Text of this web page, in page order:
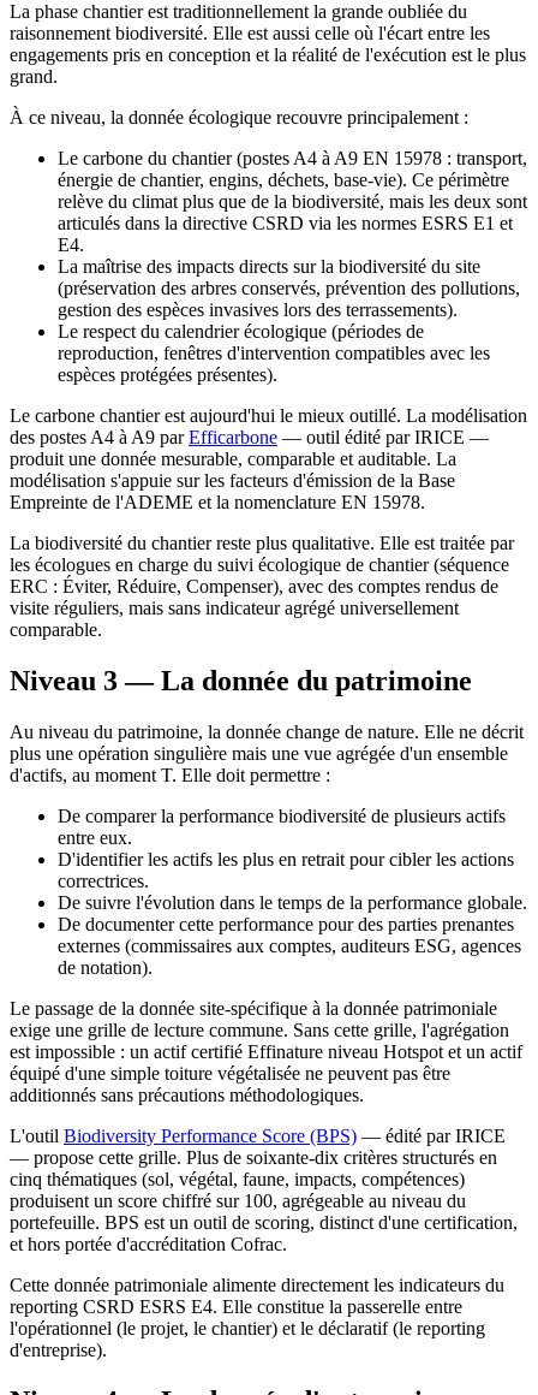
La phase chantier est traditionnellement la grande oubliée du
raisonnement biodiversité. Elle est aussi celle où l'écart entre les
engagements pris en conception et la réalité de l'exécution est le plus
grand.
À ce niveau, la donnée écologique recouvre principalement :
Le carbone du chantier (postes A4 à A9 EN 15978 : transport,
énergie de chantier, engins, déchets, base-vie). Ce périmètre
relève du climat plus que de la biodiversité, mais les deux sont
articulés dans la directive CSRD via les normes ESRS E1 et
E4.
La maîtrise des impacts directs sur la biodiversité du site
(préservation des arbres conservés, prévention des pollutions,
gestion des espèces invasives lors des terrassements).
Le respect du calendrier écologique (périodes de
reproduction, fenêtres d'intervention compatibles avec les
espèces protégées présentes).
Le carbone chantier est aujourd'hui le mieux outillé. La modélisation
des postes A4 à A9 parEfficarbone — outil édité par IRICE —
produit une donnée mesurable, comparable et auditable. La
modélisation s'appuie sur les facteurs d'émission de la Base
Empreinte de l'ADEME et la nomenclature EN 15978.
La biodiversité du chantier reste plus qualitative. Elle est traitée par
les écologues en charge du suivi écologique de chantier (séquence
ERC : Éviter, Réduire, Compenser), avec des comptes rendus de
visite réguliers, mais sans indicateur agrégé universellement
comparable.
Niveau 3 — La donnée du patrimoine
Au niveau du patrimoine, la donnée change de nature. Elle ne décrit
plus une opération singulière mais une vue agrégée d'un ensemble
d'actifs, au moment T. Elle doit permettre :
De comparer la performance biodiversité de plusieurs actifs
entre eux.
D'identifier les actifs les plus en retrait pour cibler les actions
correctrices.
De suivre l'évolution dans le temps de la performance globale.
De documenter cette performance pour des parties prenantes
externes (commissaires aux comptes, auditeurs ESG, agences
de notation).
Le passage de la donnée site-spécifique à la donnée patrimoniale
exige une grille de lecture commune. Sans cette grille, l'agrégation
est impossible : un actif certifié Effinature niveau Hotspot et un actif
équipé d'une simple toiture végétalisée ne peuvent pas être
additionnés sans précautions méthodologiques.
L'outil Biodiversity Performance Score (BPS) — édité par IRICE
— propose cette grille. Plus de soixante-dix critères structurés en
cinq thématiques (sol, végétal, faune, impacts, compétences)
produisent un score chiffré sur 100, agrégeable au niveau du
portefeuille. BPS est un outil de scoring, distinct d'une certification,
et hors portée d'accréditation Cofrac.
Cette donnée patrimoniale alimente directement les indicateurs du
reporting CSRD ESRS E4. Elle constitue la passerelle entre
l'opérationnel (le projet, le chantier) et le déclaratif (le reporting
d'entreprise).